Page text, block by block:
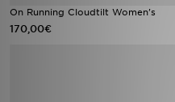
On Running Cloudtilt Women's
170,00€